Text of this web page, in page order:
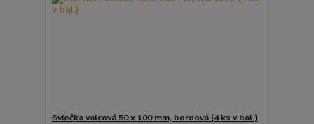
Sviečka valcová 50 x 100 mm, bordová (4 ks v bal.)